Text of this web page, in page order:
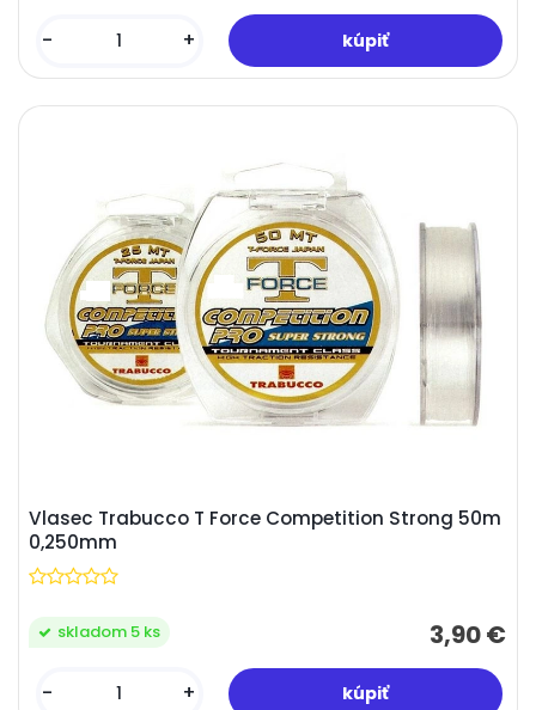
- +
Vlasec Trabucco T Force Competition Strong 50m
0,250mm
3,90 €
skladom 5 ks
- +